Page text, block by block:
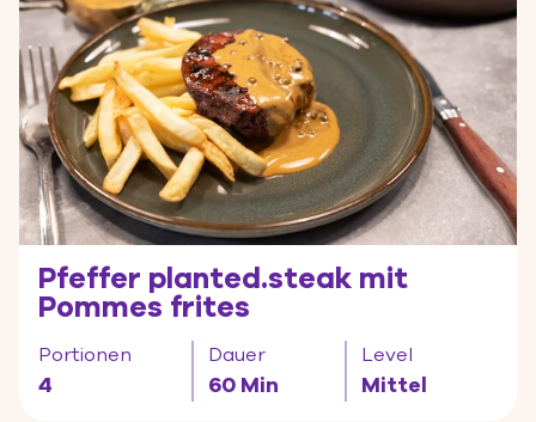
Pfeffer planted.steak mit
Pommes frites
Portionen
4
Dauer
60 Min
Level
Mittel